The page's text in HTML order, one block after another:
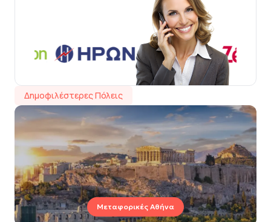
Δημοφιλέστερες Πόλεις
Μεταφορικές Αθήνα